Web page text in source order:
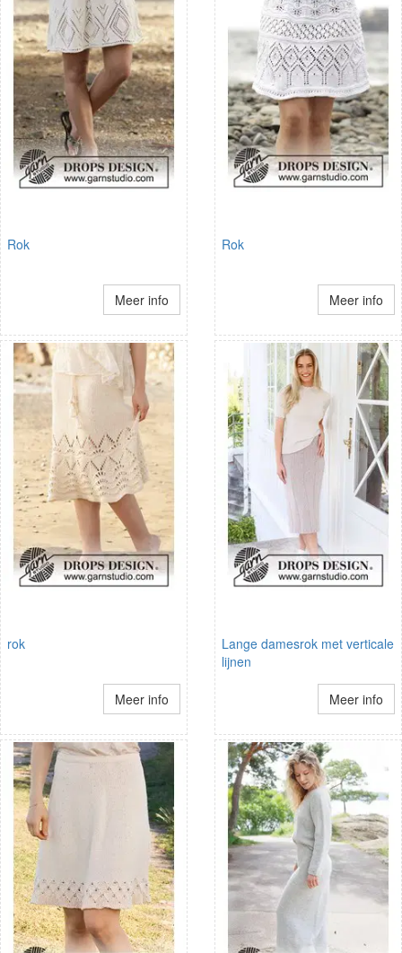
Rok
Meer info
Rok
Meer info
rok
Meer info
Lange damesrok met verticale
lijnen
Meer info